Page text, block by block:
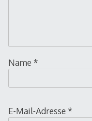
Name *
E-Mail-Adresse *